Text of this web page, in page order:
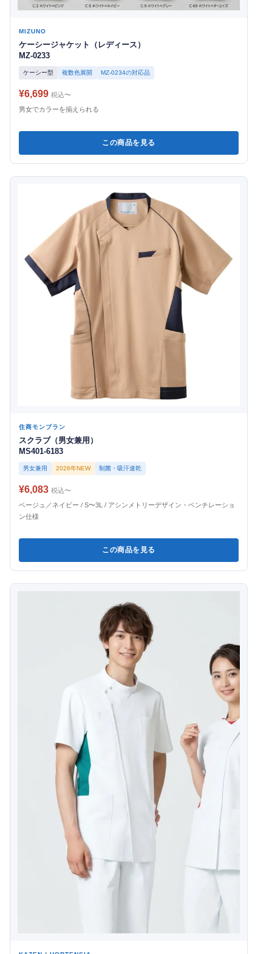
MIZUNO
ケーシージャケット（レディース）
MZ-0233
ケーシー型 複数色展開 MZ-0234の対応品
¥6,699 税込〜
男女でカラーを揃えられる
この商品を見る
住商モンブラン
スクラブ（男女兼用）
MS401-6183
男女兼用 2026年NEW 制菌・吸汗速乾
¥6,083 税込〜
ベージュ／ネイビー / S〜3L / アシンメトリーデザイン・ベンチレーショ
ン仕様
この商品を見る